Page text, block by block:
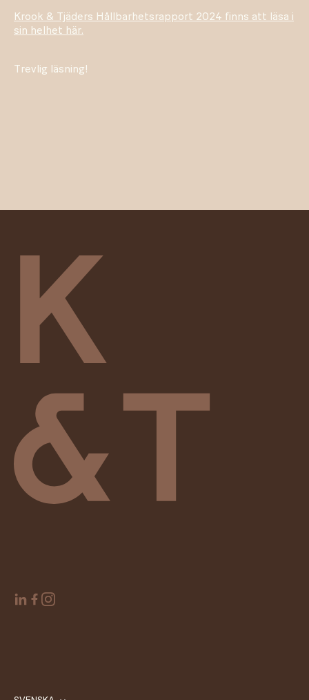
Krook & Tjäders Hållbarhetsrapport 2024 finns att läsa i
sin helhet här.
Trevlig läsning!